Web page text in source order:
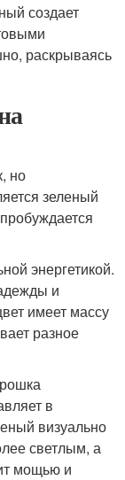
создает
раскрываясь
но
зеленый
энергетикой.
и
имеет массу
разное
в
визуально
светлым, а
мощью и